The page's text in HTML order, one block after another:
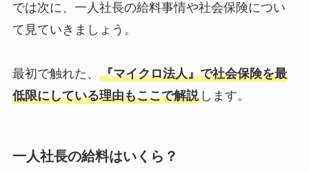
では次に、一人社長の給料事情や社会保険につい
て見ていきましょう。
最初で触れた、 『マイクロ法人』で社会保険を最
低限にしている理由もここで解説します。
一人社長の給料はいくら？